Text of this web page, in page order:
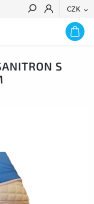
CZK
HLEDAT
S